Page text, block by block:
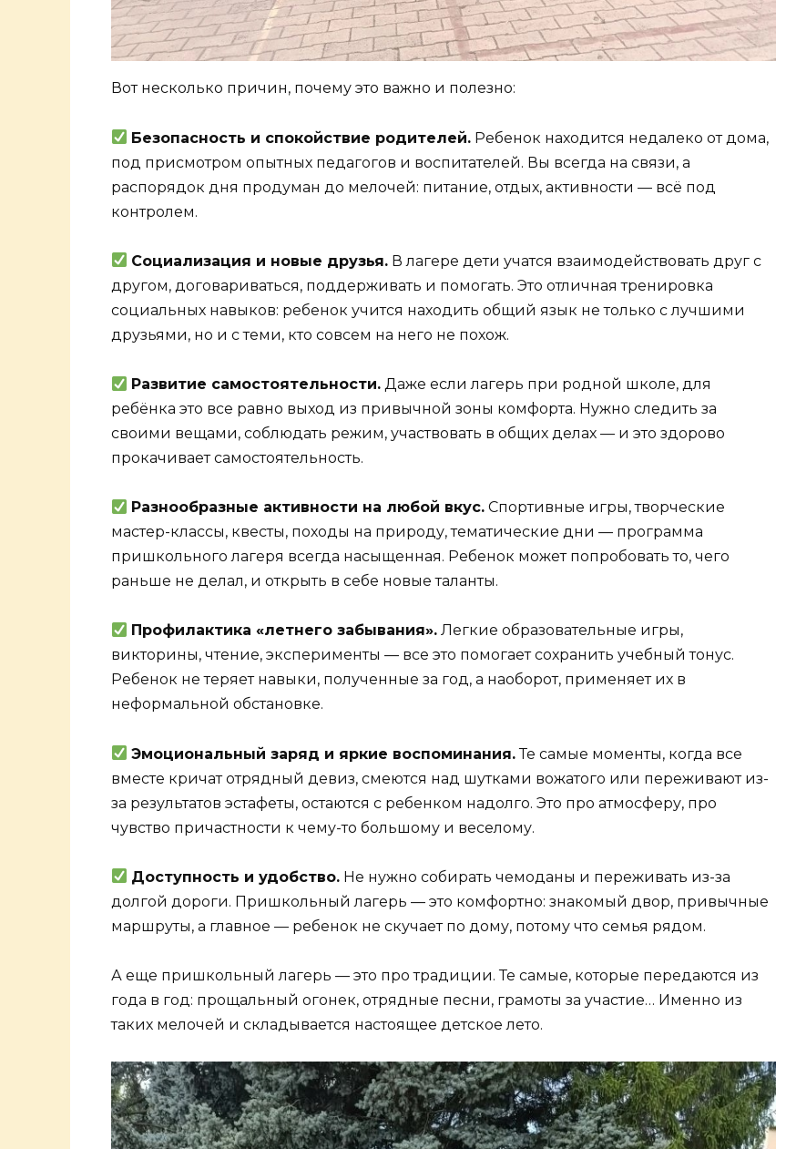
Вот несколько причин, почему это важно и полезно:
Безопасность и спокойствие родителей. Ребенок находится недалеко от дома,
под присмотром опытных педагогов и воспитателей. Вы всегда на связи, а
распорядок дня продуман до мелочей: питание, отдых, активности — всё под
контролем.
Социализация и новые друзья. В лагере дети учатся взаимодействовать друг с
другом, договариваться, поддерживать и помогать. Это отличная тренировка
социальных навыков: ребенок учится находить общий язык не только с лучшими
друзьями, но и с теми, кто совсем на него не похож.
Развитие самостоятельности. Даже если лагерь при родной школе, для
ребёнка это все равно выход из привычной зоны комфорта. Нужно следить за
своими вещами, соблюдать режим, участвовать в общих делах — и это здорово
прокачивает самостоятельность.
Разнообразные активности на любой вкус. Спортивные игры, творческие
мастер-классы, квесты, походы на природу, тематические дни — программа
пришкольного лагеря всегда насыщенная. Ребенок может попробовать то, чего
раньше не делал, и открыть в себе новые таланты.
Профилактика «летнего забывания». Легкие образовательные игры,
викторины, чтение, эксперименты — все это помогает сохранить учебный тонус.
Ребенок не теряет навыки, полученные за год, а наоборот, применяет их в
неформальной обстановке.
Эмоциональный заряд и яркие воспоминания.Те самые моменты, когда все
вместе кричат отрядный девиз, смеются над шутками вожатого или переживают из-
за результатов эстафеты, остаются с ребенком надолго. Это про атмосферу, про
чувство причастности к чему-то большому и веселому.
Доступность и удобство. Не нужно собирать чемоданы и переживать из-за
долгой дороги. Пришкольный лагерь — это комфортно: знакомый двор, привычные
маршруты, а главное — ребенок не скучает по дому, потому что семья рядом.
А еще пришкольный лагерь — это про традиции. Те самые, которые передаются из
года в год: прощальный огонек, отрядные песни, грамоты за участие… Именно из
таких мелочей и складывается настоящее детское лето.